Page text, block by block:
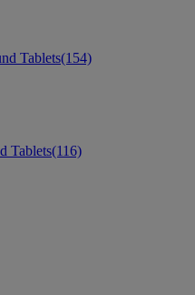
Tablets(154)
Tablets(116)